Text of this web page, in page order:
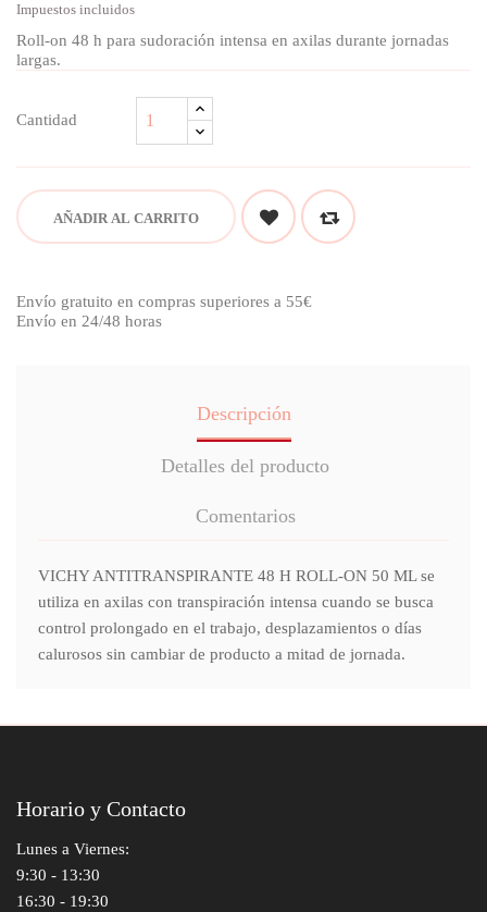
Impuestos incluidos
Roll-on 48 h para sudoración intensa en axilas durante jornadas
largas.
Cantidad
AÑADIR AL CARRITO
Envío gratuito en compras superiores a 55€
Envío en 24/48 horas
Descripción
Detalles del producto
Comentarios
VICHY ANTITRANSPIRANTE 48 H ROLL-ON 50 ML se
utiliza en axilas con transpiración intensa cuando se busca
control prolongado en el trabajo, desplazamientos o días
calurosos sin cambiar de producto a mitad de jornada.
Horario y Contacto
Lunes a Viernes:
9:30 - 13:30
16:30 - 19:30